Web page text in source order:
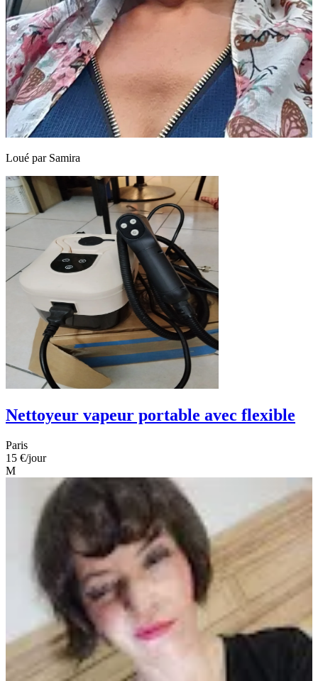
Loué par Samira
Nettoyeur vapeur portable avec flexible
Paris
15 €/jour
M